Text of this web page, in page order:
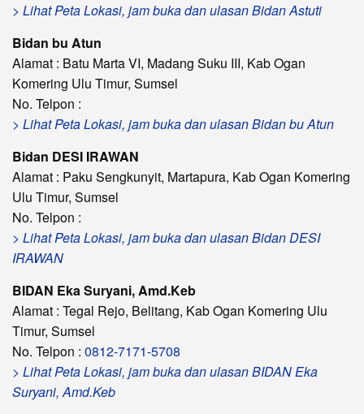
> Lihat Peta Lokasi, jam buka dan ulasan Bidan Astuti
Bidan bu Atun
Alamat : Batu Marta VI, Madang Suku III, Kab Ogan
Komering Ulu Timur, Sumsel
No. Telpon :
> Lihat Peta Lokasi, jam buka dan ulasan Bidan bu Atun
Bidan DESI IRAWAN
Alamat : Paku Sengkunyit, Martapura, Kab Ogan Komering
Ulu Timur, Sumsel
No. Telpon :
> Lihat Peta Lokasi, jam buka dan ulasan Bidan DESI
IRAWAN
BIDAN Eka Suryani, Amd.Keb
Alamat : Tegal Rejo, Belitang, Kab Ogan Komering Ulu
Timur, Sumsel
No. Telpon : 0812-7171-5708
> Lihat Peta Lokasi, jam buka dan ulasan BIDAN Eka
Suryani, Amd.Keb